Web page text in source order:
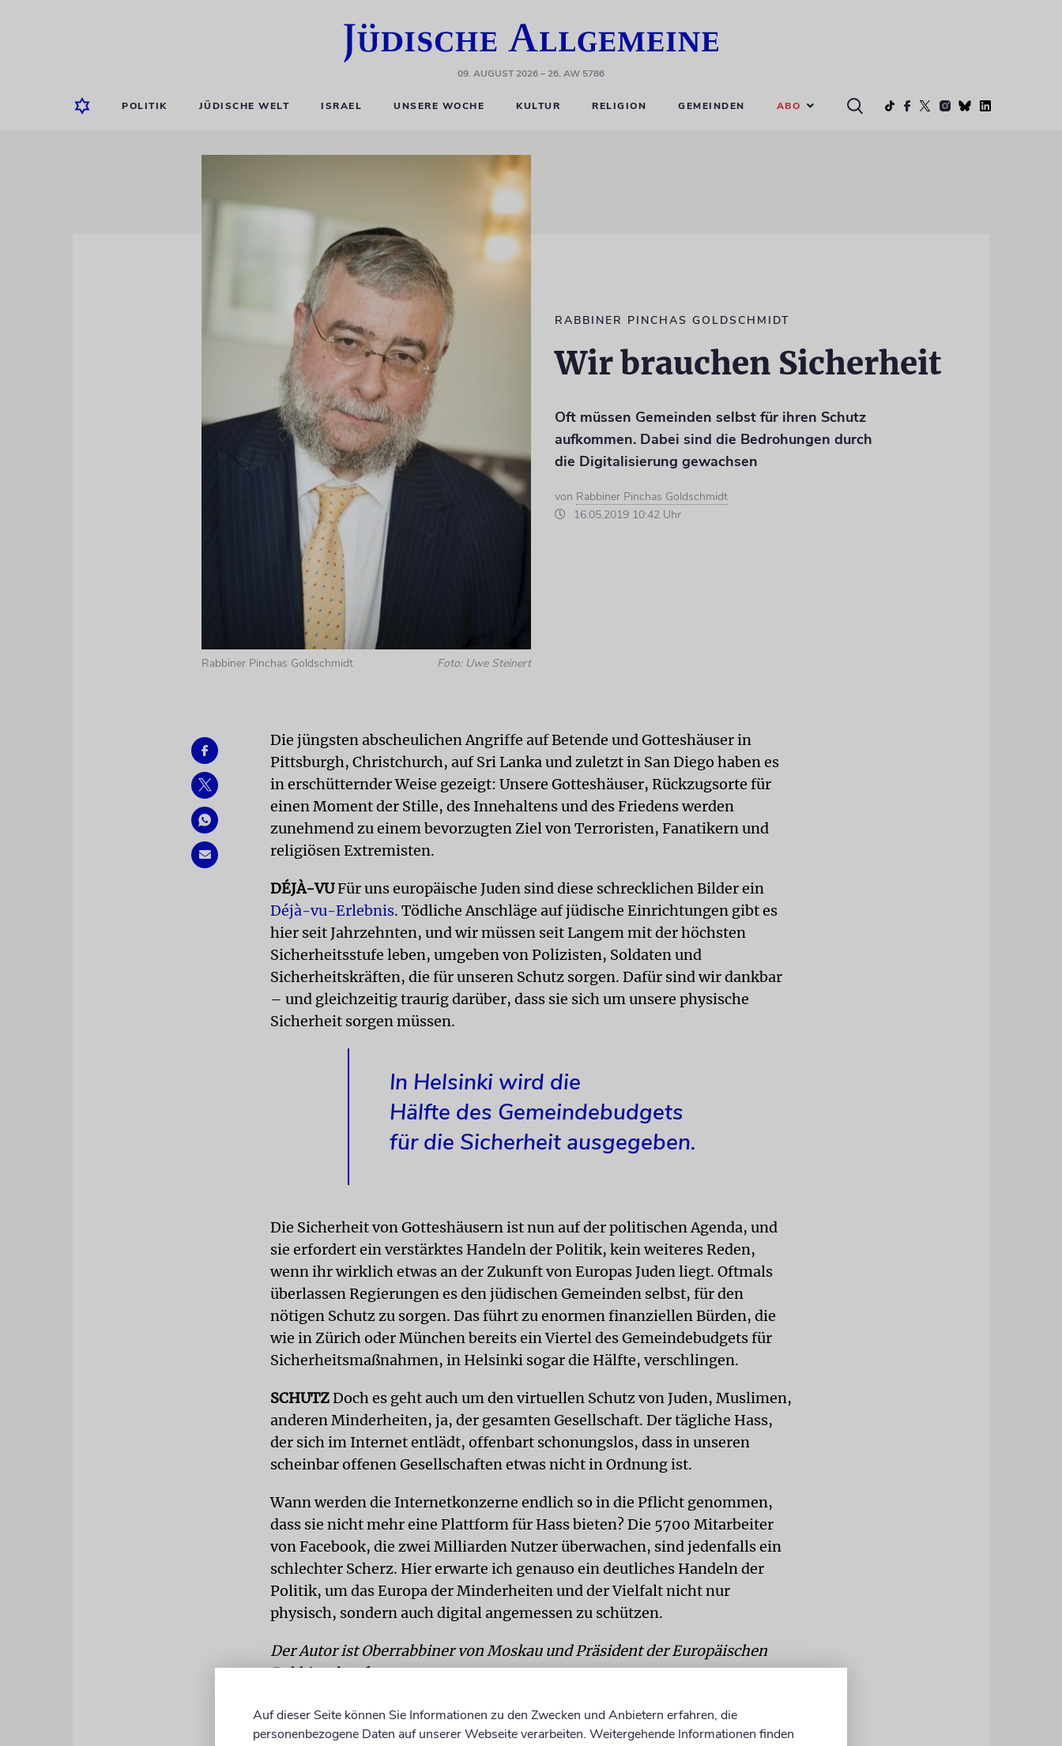
09. AUGUST 2026– 26. AW 5786
POLITIK JÜDISCHE WELT ISRAEL UNSERE WOCHE KULTUR RELIGION GEMEINDEN ABO
Rabbiner Pinchas Goldschmidt Foto: Uwe Steinert
RABBINER PINCHAS GOLDSCHMIDT
Wir brauchen Sicherheit
Oft müssen Gemeinden selbst für ihren Schutz
aufkommen. Dabei sind die Bedrohungen durch
die Digitalisierung gewachsen
von Rabbiner Pinchas Goldschmidt
16.05.2019 10:42 Uhr
Die jüngsten abscheulichen Angriffe auf Betende und Gotteshäuser in
Pittsburgh, Christchurch, auf Sri Lanka und zuletzt in San Diego haben es
in erschütternder Weise gezeigt: Unsere Gotteshäuser, Rückzugsorte für
einen Moment der Stille, des Innehaltens und des Friedens werden
zunehmend zu einem bevorzugten Ziel von Terroristen, Fanatikern und
religiösen Extremisten.
DÉJÀ-VUFür uns europäische Juden sind diese schrecklichen Bilder ein
Déjà-vu-Erlebnis. Tödliche Anschläge auf jüdische Einrichtungen gibt es
hier seit Jahrzehnten, und wir müssen seit Langem mit der höchsten
Sicherheitsstufe leben, umgeben von Polizisten, Soldaten und
Sicherheitskräften, die für unseren Schutz sorgen. Dafür sind wir dankbar
– und gleichzeitig traurig darüber, dass sie sich um unsere physische
Sicherheit sorgen müssen.
In Helsinki wird die
Hälfte des Gemeindebudgets
für die Sicherheit ausgegeben.
Die Sicherheit von Gotteshäusern ist nun auf der politischen Agenda, und
sie erfordert ein verstärktes Handeln der Politik, kein weiteres Reden,
wenn ihr wirklich etwas an der Zukunft von Europas Juden liegt. Oftmals
überlassen Regierungen es den jüdischen Gemeinden selbst, für den
nötigen Schutz zu sorgen. Das führt zu enormen finanziellen Bürden, die
wie in Zürich oder München bereits ein Viertel des Gemeindebudgets für
Sicherheitsmaßnahmen, in Helsinki sogar die Hälfte, verschlingen.
SCHUTZ Doch es geht auch um den virtuellen Schutz von Juden, Muslimen,
anderen Minderheiten, ja, der gesamten Gesellschaft. Der tägliche Hass,
der sich im Internet entlädt, offenbart schonungslos, dass in unseren
scheinbar offenen Gesellschaften etwas nicht in Ordnung ist.
Wann werden die Internetkonzerne endlich so in die Pflicht genommen,
dass sie nicht mehr eine Plattform für Hass bieten? Die 5700 Mitarbeiter
von Facebook, die zwei Milliarden Nutzer überwachen, sind jedenfalls ein
schlechter Scherz. Hier erwarte ich genauso ein deutliches Handeln der
Politik, um das Europa der Minderheiten und der Vielfalt nicht nur
physisch, sondern auch digital angemessen zu schützen.
Der Autor ist Oberrabbiner von Moskau und Präsident der Europäischen
Rabbinerkonferenz.
Auf dieser Seite können Sie Informationen zu den Zwecken und Anbietern erfahren, die
personenbezogene Daten auf unserer Webseite verarbeiten. Weitergehende Informationen finden